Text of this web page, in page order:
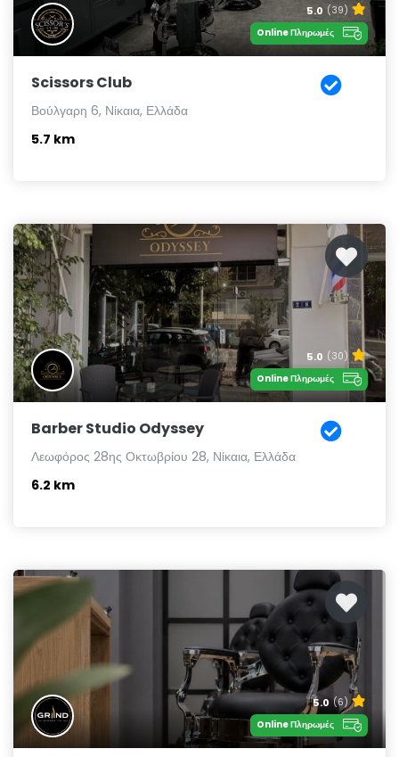
5.0 (39)
Online Πληρωμές
Scissors Club
Βούλγαρη 6, Νίκαια, Ελλάδα
5.7 km
5.0 (30)
Online Πληρωμές
Barber Studio Odyssey
Λεωφόρος 28ης Οκτωβρίου 28, Νίκαια, Ελλάδα
6.2 km
5.0 (6)
Online Πληρωμές